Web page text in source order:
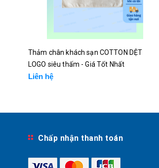
Thảm chân khách sạn COTTON DỆT
LOGO siêu thấm - Giá Tốt Nhất
Liên hệ
Chấp nhận thanh toán